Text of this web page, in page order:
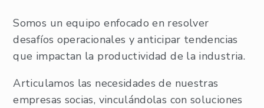
Somos un equipo enfocado en resolver
desafíos operacionales y anticipar tendencias
que impactan la productividad de la industria.
Articulamos las necesidades de nuestras
empresas socias, vinculándolas con soluciones